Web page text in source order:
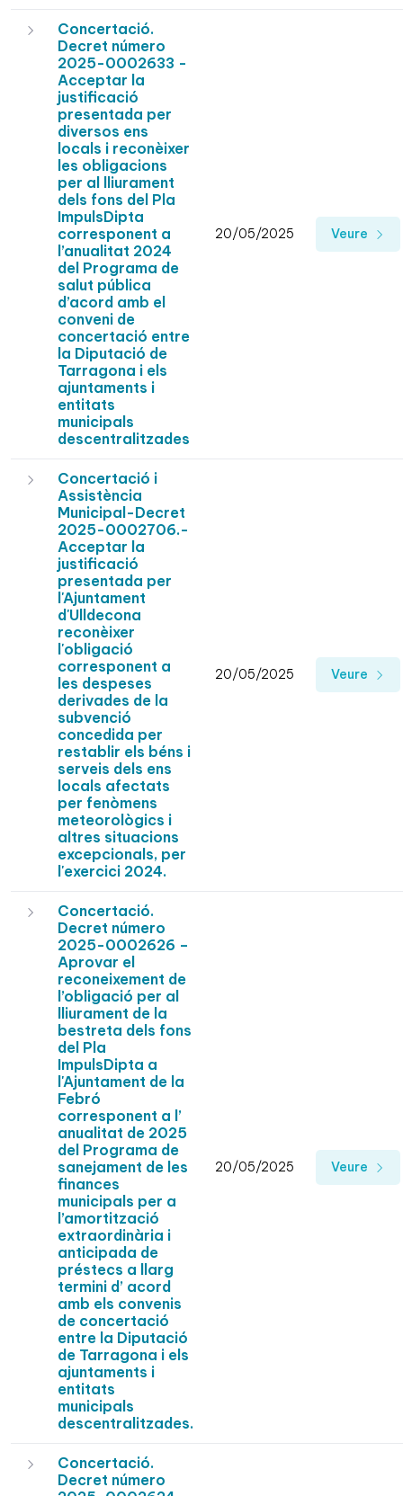
Concertació.
Decret número
2025-0002633 -
Acceptar la
justificació
presentada per
diversos ens
locals i reconèixer
les obligacions
per al lliurament
dels fons del Pla
ImpulsDipta
corresponent a
l’anualitat 2024
del Programa de
salut pública
d’acord amb el
conveni de
concertació entre
la Diputació de
Tarragona i els
ajuntaments i
entitats
municipals
descentralitzades
20/05/2025 Veure
Concertació i
Assistència
Municipal-Decret
2025-0002706.-
Acceptar la
justificació
presentada per
l'Ajuntament
d'Ulldecona
reconèixer
l'obligació
corresponent a
les despeses
derivades de la
subvenció
concedida per
restablir els béns i
serveis dels ens
locals afectats
per fenòmens
meteorològics i
altres situacions
excepcionals, per
l'exercici 2024.
20/05/2025 Veure
Concertació.
Decret número
2025-0002626 –
Aprovar el
reconeixement de
l’obligació per al
lliurament de la
bestreta dels fons
del Pla
ImpulsDipta a
l'Ajuntament de la
Febró
corresponent a l’
anualitat de 2025
del Programa de
sanejament de les
finances
municipals per a
l’amortització
extraordinària i
anticipada de
préstecs a llarg
termini d’ acord
amb els convenis
de concertació
entre la Diputació
de Tarragona i els
ajuntaments i
entitats
municipals
descentralitzades.
20/05/2025 Veure
Concertació.
Decret número